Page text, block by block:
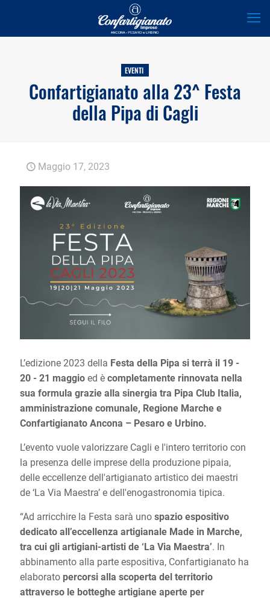
EVENTI
Confartigianato alla 23^ Festa
della Pipa di Cagli
Maggio 17, 2023
L’edizione 2023 della Festa della Pipa si terrà il 19 -
20 - 21 maggio ed è completamente rinnovata nella
sua formula grazie alla sinergia tra Pipa Club Italia,
amministrazione comunale, Regione Marche e
Confartigianato Ancona – Pesaro e Urbino.
L’evento vuole valorizzare Cagli e l'intero territorio con
la presenza delle imprese della produzione pipaia,
delle eccellenze dell'artigianato artistico dei maestri
de ‘La Via Maestra’ e dell'enogastronomia tipica.
“Ad arricchire la Festa sarà uno spazio espositivo
dedicato all’eccellenza artigianale Made in Marche,
tra cui gli artigiani-artisti de ‘La Via Maestra’. In
abbinamento alla parte espositiva, Confartigianato ha
elaborato percorsi alla scoperta del territorio
attraverso le botteghe artigiane aperte per